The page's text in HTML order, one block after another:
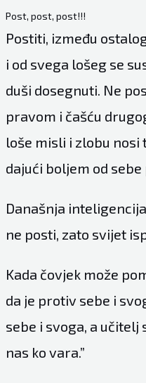
Post, post, post!!!
Postiti, između
i od svega lošeg se
duši dosegnuti. Ne
pravom i čašću
loše misli i zlobu nosi
dajući boljem od
Današnja
ne posti, zato svijet
Kada čovjek može
da je protiv sebe i
sebe i svoga, a učitelj
nas ko vara.”